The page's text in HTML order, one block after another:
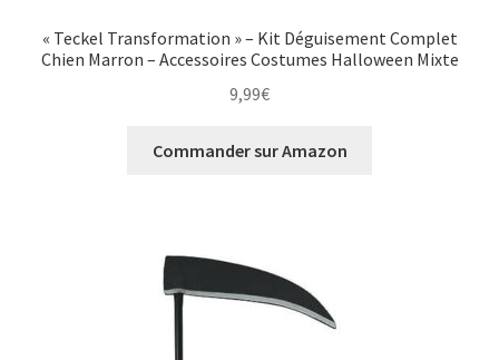
« Teckel Transformation » – Kit Déguisement Complet
Chien Marron – Accessoires Costumes Halloween Mixte
9,99€
Commander sur Amazon